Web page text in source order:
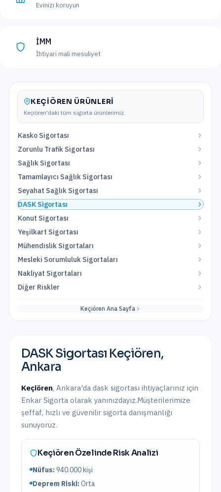
Evinizi koruyun
İMM
İhtiyari mali mesuliyet
KEÇIÖREN ÜRÜNLERI
Keçiören'daki tüm sigorta ürünlerimiz
Kasko Sigortası
Zorunlu Trafik Sigortası
Sağlık Sigortası
Tamamlayıcı Sağlık Sigortası
Seyahat Sağlık Sigortası
DASK Sigortası
Konut Sigortası
Yeşilkart Sigortası
Mühendislik Sigortaları
Mesleki Sorumluluk Sigortaları
Nakliyat Sigortaları
Diğer Riskler
Keçiören Ana Sayfa
DASK Sigortası Keçiören,
Ankara
Keçiören, Ankara'da dask sigortası ihtiyaçlarınız için
Enkar Sigorta olarak yanınızdayız.Müşterilerimize
şeffaf, hızlı ve güvenilir sigorta danışmanlığı
sunuyoruz.
KeçiörenÖzelinde Risk Analizi
Nüfus:940.000kişi
Deprem Riski:Orta